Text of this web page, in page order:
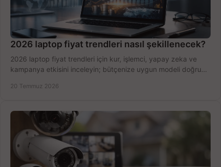
2026 laptop fiyat trendleri nasıl şekillenecek?
2026 laptop fiyat trendleri için kur, işlemci, yapay zeka ve
kampanya etkisini inceleyin; bütçenize uygun modeli doğru
20 Temmuz 2026